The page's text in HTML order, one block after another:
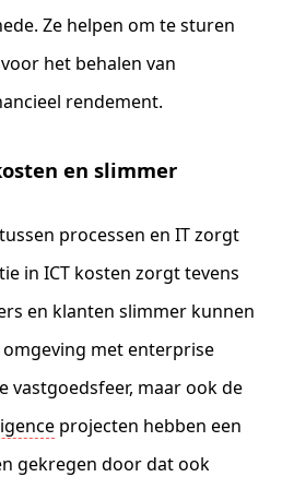
Ze helpen om te sturen
het behalen van
rendement.
en slimmer
processen en IT zorgt
in ICT kosten zorgt tevens
en klanten slimmer kunnen
met enterprise
vastgoedsfeer, maar ook de
projecten hebben een
gekregen door dat ook